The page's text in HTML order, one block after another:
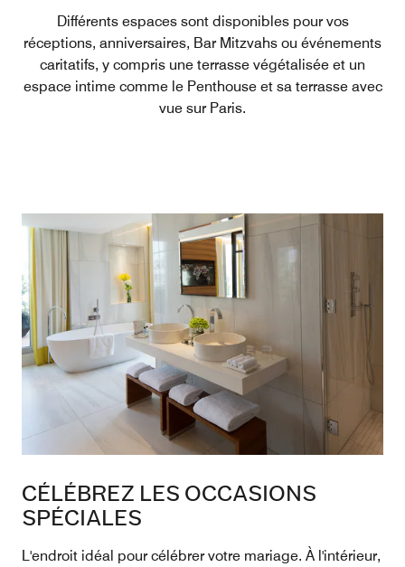
Différents espaces sont disponibles pour vos
réceptions, anniversaires, Bar Mitzvahs ou événements
caritatifs, y compris une terrasse végétalisée et un
espace intime comme le Penthouse et sa terrasse avec
vue sur Paris.
CÉLÉBREZ LES OCCASIONS
SPÉCIALES
L'endroit idéal pour célébrer votre mariage. À l'intérieur,